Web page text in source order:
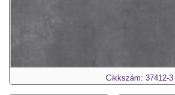
Cikkszám: 37412-3